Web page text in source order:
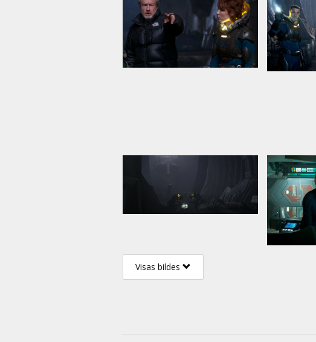
Visas bildes